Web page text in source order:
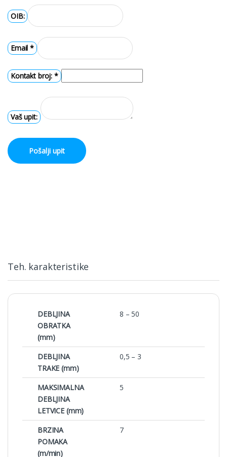
OIB:
Email*
Kontakt broj:*
Vaš upit:
Pošalji upit
Teh. karakteristike
DEBLJINA
OBRATKA
(mm)
8 – 50
DEBLJINA
TRAKE (mm)
0,5 – 3
MAKSIMALNA
DEBLJINA
LETVICE (mm)
5
BRZINA
POMAKA
(m/min)
7